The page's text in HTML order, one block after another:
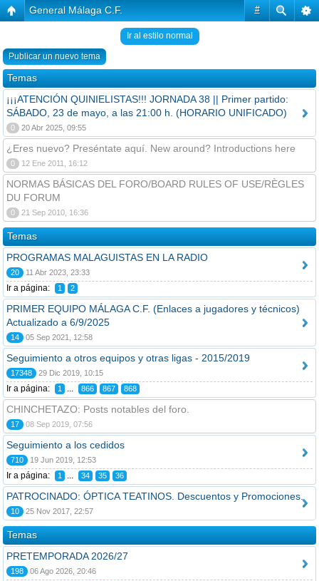
#
General Málaga C.F.
Ir al estilo normal
Publicar un nuevo tema
Temas
¡¡¡ATENCIÓN QUINIELISTAS!!! JORNADA 38 || Primer partido:
SÁBADO, 23 de mayo, a las 21:00 h. (HORARIO UNIFICADO)
0 20 Abr 2025, 09:55
¿Eres nuevo? Preséntate aquí. New around? Introductions here
0 12 Ene 2011, 16:12
NORMAS BÁSICAS DEL FORO/BOARD RULES OF USE/RÈGLES
DU FORUM
0 21 Sep 2010, 16:36
Temas
PROGRAMAS MALAGUISTAS EN LA RADIO
20 11 Abr 2023, 23:33
Ir a página: 1 2
PRIMER EQUIPO MÁLAGA C.F. (Enlaces a jugadores y técnicos)
Actualizado a 6/9/2025
14 05 Sep 2021, 12:58
Seguimiento a otros equipos y otras ligas - 2015/2019
17348 29 Dic 2019, 10:15
Ir a página: 1 ... 866 867 868
CHINCHETAZO: Posts notables del foro.
17 08 Sep 2019, 07:56
Seguimiento a los cedidos
710 19 Jun 2019, 12:53
Ir a página: 1 ... 34 35 36
PATROCINADO: ÓPTICA TEATINOS. Descuentos y Promociones.
10 25 Nov 2017, 22:57
Temas
PRETEMPORADA 2026/27
198 06 Ago 2026, 20:46